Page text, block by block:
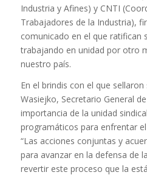
Industria y Afines) y CNTI
Trabajadores de la Industria),
comunicado en el que ratifican
trabajando en unidad por otro
nuestro país.
En el brindis con el que
Wasiejko, Secretario General
importancia de la unidad
programáticos para enfrentar
“Las acciones conjuntas y
para avanzar en la defensa de
revertir este proceso que la